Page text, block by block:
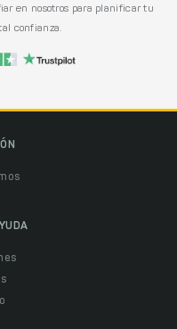
en nosotros para planificar tu
confianza.